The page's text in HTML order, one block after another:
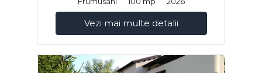
Vezi mai multe detalii